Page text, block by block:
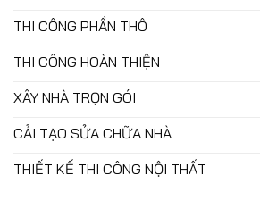
THI CÔNG PHẦN THÔ
THI CÔNG HOÀN THIỆN
XÂY NHÀ TRỌN GÓI
CẢI TẠO SỬA CHỮA NHÀ
THIẾT KẾ THI CÔNG NỘI THẤT